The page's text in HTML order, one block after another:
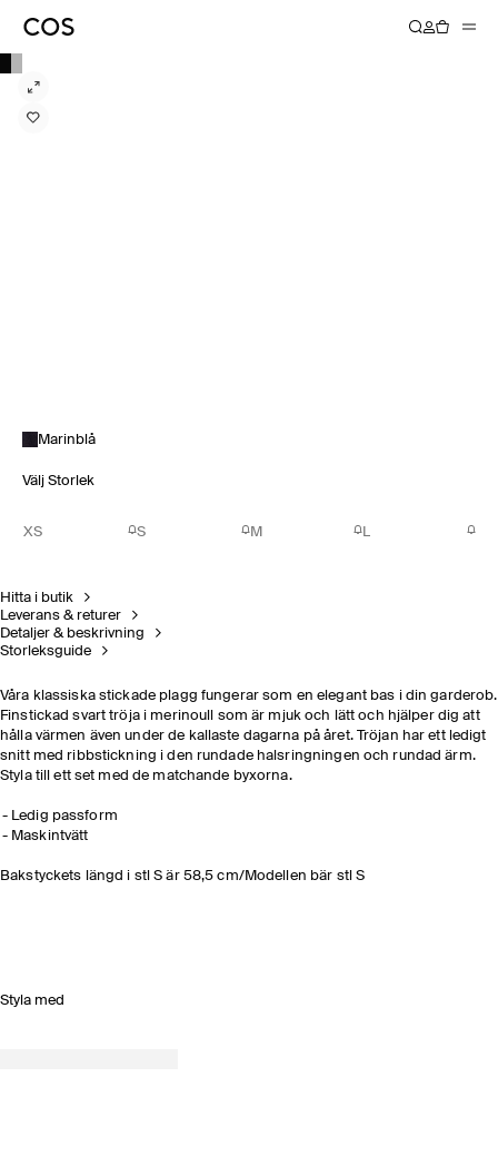
Marinblå
Välj Storlek
XS S M L
Hitta i butik
Leverans & returer
Detaljer & beskrivning
Storleksguide
Våra klassiska stickade plagg fungerar som en elegant bas i din garderob.
Finstickad svart tröja i merinoull som är mjuk och lätt och hjälper dig att
hålla värmen även under de kallaste dagarna på året. Tröjan har ett ledigt
snitt med ribbstickning i den rundade halsringningen och rundad ärm.
Styla till ett set med de matchande byxorna.
Ledig passform
Maskintvätt
Bakstyckets längd i stl S är 58,5 cm/Modellen bär stl S
Styla med